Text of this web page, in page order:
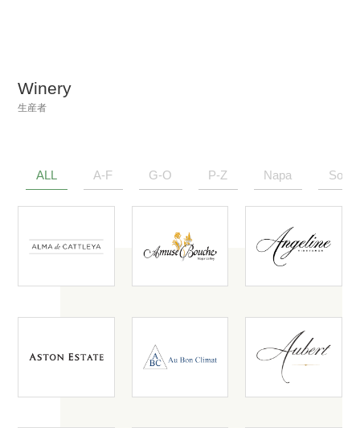
Winery
生産者
ALL A-F G-O P-Z Napa